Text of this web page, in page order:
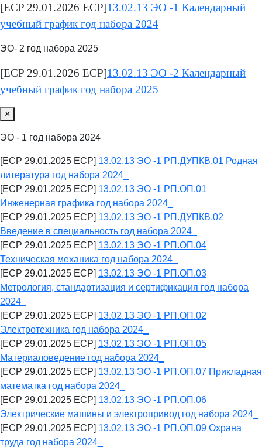
[ECP 29.01.2026 ECP]13.02.13 ЭО -1 Календарный
учебный график год набора 2024
ЭО- 2 год набора 2025
[ECP 29.01.2026 ECP]13.02.13 ЭО -2 Календарный
учебный график год набора 2025
×
ЭО - 1 год набора 2024
[ECP 29.01.2025 ECP] 13.02.13 ЭО -1 РП.ДУПКВ.01 Родная
литература год набора 2024_
[ECP 29.01.2025 ECP] 13.02.13 ЭО -1 РП.ОП.01
Инженерная графика год набора 2024_
[ECP 29.01.2025 ECP] 13.02.13 ЭО -1 РП.ДУПКВ.02
Введение в специальность год набора 2024_
[ECP 29.01.2025 ECP] 13.02.13 ЭО -1 РП.ОП.04
Техническая механика год набора 2024_
[ECP 29.01.2025 ECP] 13.02.13 ЭО -1 РП.ОП.03
Метрология, стандартизация и сертификация год набора
2024_
[ECP 29.01.2025 ECP] 13.02.13 ЭО -1 РП.ОП.02
Электротехника год набора 2024_
[ECP 29.01.2025 ECP] 13.02.13 ЭО -1 РП.ОП.05
Материаловедение год набора 2024_
[ECP 29.01.2025 ECP] 13.02.13 ЭО -1 РП.ОП.07 Прикладная
математка год набора 2024_
[ECP 29.01.2025 ECP] 13.02.13 ЭО -1 РП.ОП.06
Электрические машины и электропривод год набора 2024_
[ECP 29.01.2025 ECP] 13.02.13 ЭО -1 РП.ОП.09 Охрана
труда год набора 2024_